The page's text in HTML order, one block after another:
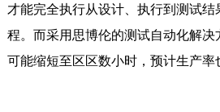
才能完全执行从设计、执行到测试
程。而采用思博伦的测试自动化解决
可能缩短至区区数小时，预计生产率